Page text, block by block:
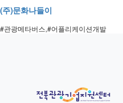
(주)문화나들이
#관광메타버스,#어플리케이션개발